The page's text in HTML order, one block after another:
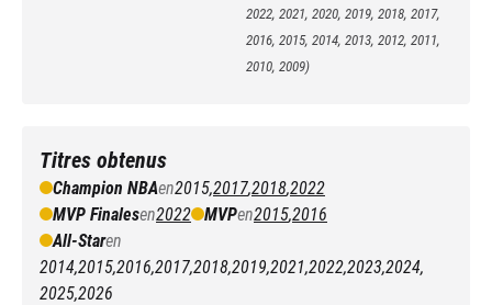
2022, 2021, 2020, 2019, 2018, 2017,
2016, 2015, 2014, 2013, 2012, 2011,
2010, 2009)
Titres obtenus
Champion NBAen2015,2017,2018,2022
MVP Finalesen2022 MVPen2015,2016
All-Staren
2014,2015,2016,2017,2018,2019,2021,2022,2023,2024,
2025,2026